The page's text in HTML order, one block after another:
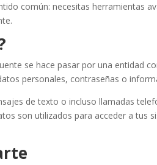
común: necesitas herramientas
se hace pasar por una entidad
personales, contraseñas o
de texto o incluso llamadas
son utilizados para acceder a tus